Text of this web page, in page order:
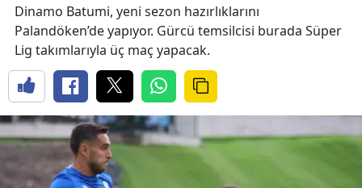
Dinamo Batumi, yeni sezon hazırlıklarını
Palandöken’de yapıyor. Gürcü temsilcisi burada Süper
Lig takımlarıyla üç maç yapacak.